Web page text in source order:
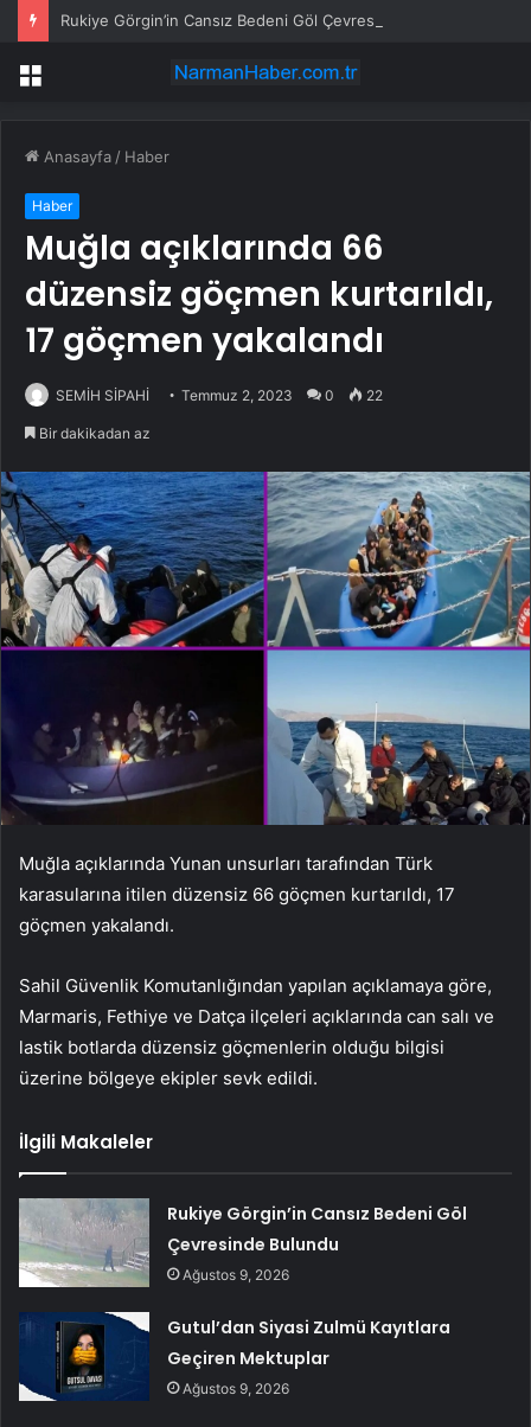
Rukiye Görgin’in Cansız Bedeni Göl Çevresinde Bulundu
Menü
Anasayfa / Haber
Haber
Muğla açıklarında 66
düzensiz göçmen kurtarıldı,
17 göçmen yakalandı
SEMİH SİPAHİ Temmuz 2, 2023 0 22
Bir dakikadan az
Muğla açıklarında Yunan unsurları tarafından Türk
karasularına itilen düzensiz 66 göçmen kurtarıldı, 17
göçmen yakalandı.
Sahil Güvenlik Komutanlığından yapılan açıklamaya göre,
Marmaris, Fethiye ve Datça ilçeleri açıklarında can salı ve
lastik botlarda düzensiz göçmenlerin olduğu bilgisi
üzerine bölgeye ekipler sevk edildi.
İlgili Makaleler
Rukiye Görgin’in Cansız Bedeni Göl
Çevresinde Bulundu
Ağustos 9, 2026
Gutul’dan Siyasi Zulmü Kayıtlara
Geçiren Mektuplar
Ağustos 9, 2026